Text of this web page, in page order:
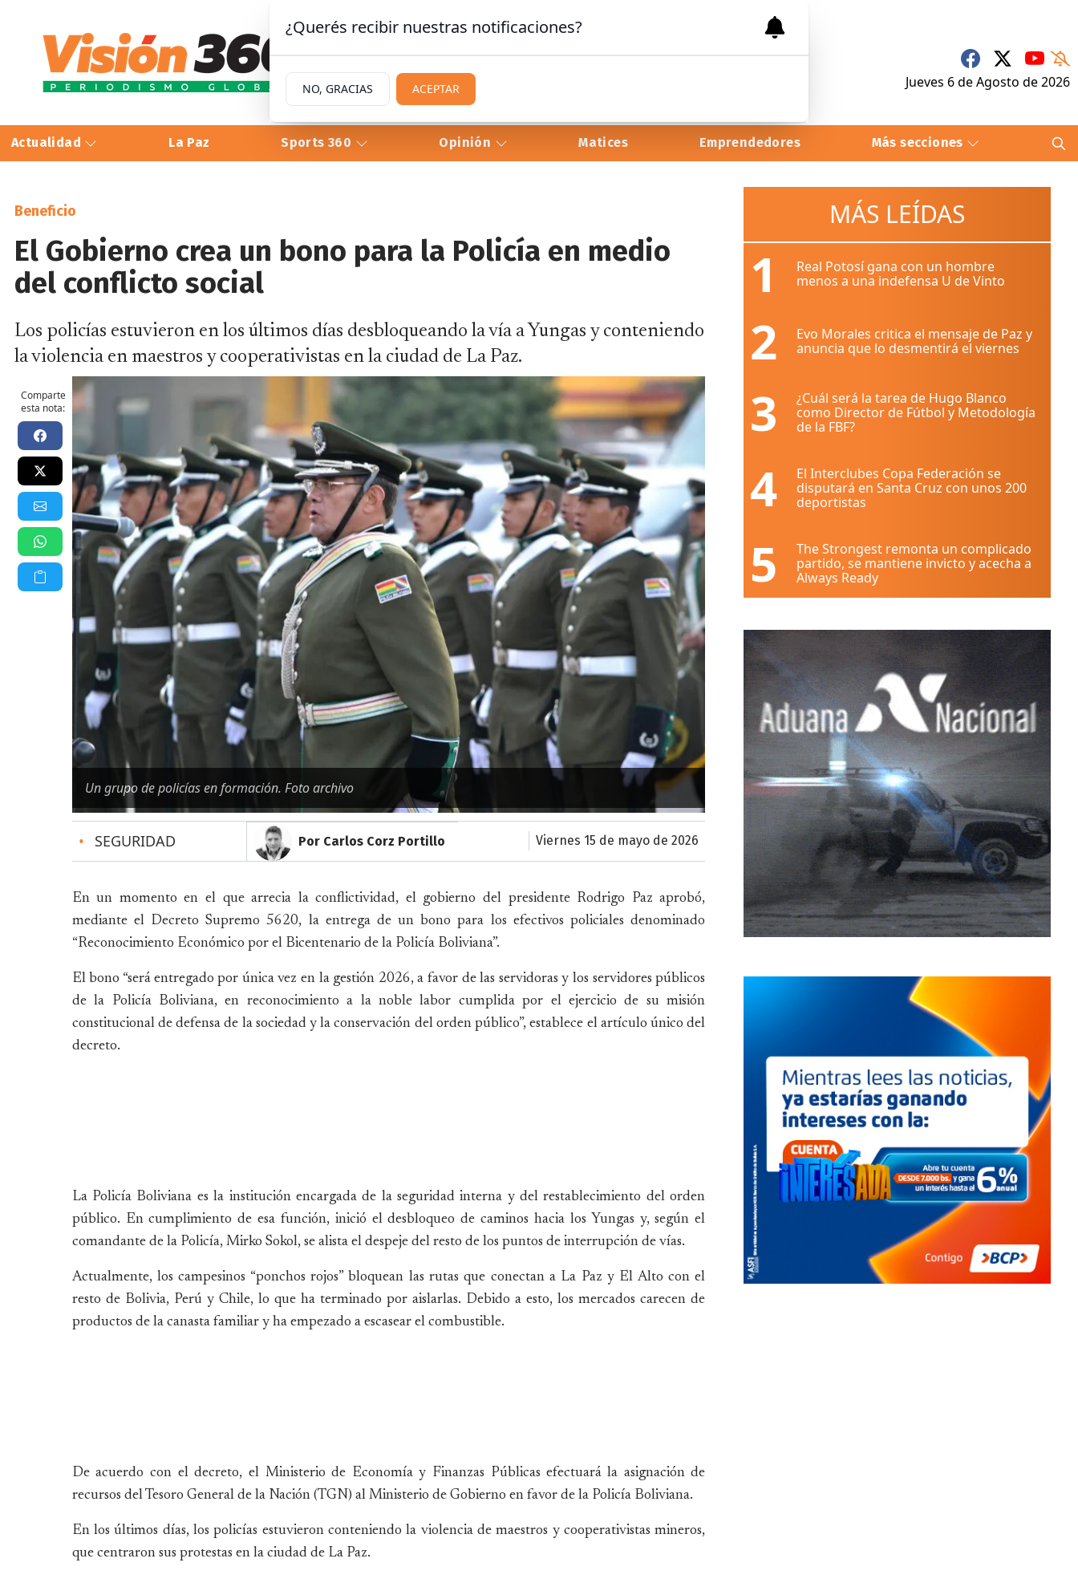
Jueves 6deAgosto de 2026
Actualidad La Paz Sports 360 Opinión Matices Emprendedores Más secciones
Beneficio
El Gobierno crea un bono para la Policía en medio
del conflicto social
Los policías estuvieron en los últimos días desbloqueando la vía a Yungas y conteniendo
la violencia en maestros y cooperativistas en la ciudad de La Paz.
Comparte
esta nota:
Un grupo de policías en formación. Foto archivo
• SEGURIDAD Por Carlos Corz Portillo viernes 15 de mayo de 2026
En un momento en el que arrecia la conflictividad, el gobierno del presidente Rodrigo Paz aprobó,
mediante el Decreto Supremo 5620, la entrega de un bono para los efectivos policiales denominado
“Reconocimiento Económico por el Bicentenario de la Policía Boliviana”.
El bono “será entregado por única vez en la gestión 2026, a favor de las servidoras y los servidores públicos
de la Policía Boliviana, en reconocimiento a la noble labor cumplida por el ejercicio de su misión
constitucional de defensa de la sociedad y la conservación del orden público”, establece el artículo único del
decreto.
La Policía Boliviana es la institución encargada de la seguridad interna y del restablecimiento del orden
público. En cumplimiento de esa función, inició el desbloqueo de caminos hacia los Yungas y, según el
comandante de la Policía, Mirko Sokol, se alista el despeje del resto de los puntos de interrupción de vías.
Actualmente, los campesinos “ponchos rojos” bloquean las rutas que conectan a La Paz y El Alto con el
resto de Bolivia, Perú y Chile, lo que ha terminado por aislarlas. Debido a esto, los mercados carecen de
productos de la canasta familiar y ha empezado a escasear el combustible.
De acuerdo con el decreto, el Ministerio de Economía y Finanzas Públicas efectuará la asignación de
recursos del Tesoro General de la Nación (TGN) al Ministerio de Gobierno en favor de la Policía Boliviana.
En los últimos días, los policías estuvieron conteniendo la violencia de maestros y cooperativistas mineros,
que centraron sus protestas en la ciudad de La Paz.
MÁS LEÍDAS
1
Real Potosí gana con un hombre
menos a una indefensa U de Vinto
2
Evo Morales critica el mensaje de Paz y
anuncia que lo desmentirá el viernes
3
¿Cuál será la tarea de Hugo Blanco
como Director de Fútbol y Metodología
de la FBF?
4
El Interclubes Copa Federación se
disputará en Santa Cruz con unos 200
deportistas
5
The Strongest remonta un complicado
partido, se mantiene invicto y acecha a
Always Ready
¿Querés recibir nuestras notificaciones?
NO, GRACIAS ACEPTAR